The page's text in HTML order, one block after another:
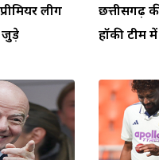
लीग
जुड़े
छत्तीसगढ़
हॉकी टीम